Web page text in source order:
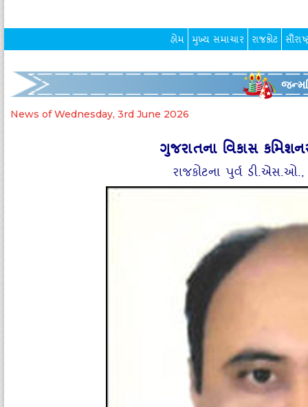
હોમ મુખ્ય સમાચાર રાજકોટ
News of Wednesday, 3rd June 2026
ગુજરાતના વિકાસ
રાજકોટના પુર્વ